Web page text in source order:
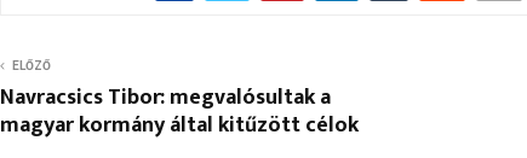
ELŐZŐ
Navracsics Tibor: megvalósultak a
magyar kormány által kitűzött célok